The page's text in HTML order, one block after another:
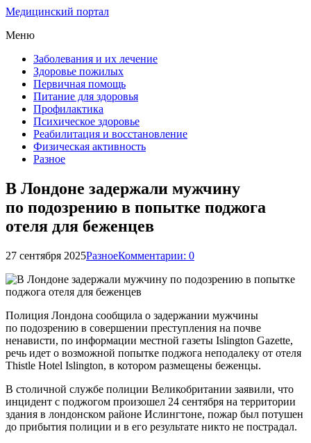
Медицинский портал
Меню
Заболевания и их лечение
Здоровье пожилых
Первичная помощь
Питание для здоровья
Профилактика
Психическое здоровье
Реабилитация и восстановление
Физическая активность
Разное
В Лондоне задержали мужчину
по подозрению в попытке поджога
отеля для беженцев
27 сентября 2025РазноеКомментарии: 0
Полиция Лондона сообщила о задержании мужчины
по подозрению в совершении преступления на почве
ненависти, по информации местной газеты Islington Gazette,
речь идет о возможной попытке поджога неподалеку от отеля
Thistle Hotel Islington, в котором размещены беженцы.
В столичной службе полиции Великобритании заявили, что
инцидент с поджогом произошел 24 сентября на территории
здания в лондонском районе Ислингтоне, пожар был потушен
до прибытия полиции и в его результате никто не пострадал.